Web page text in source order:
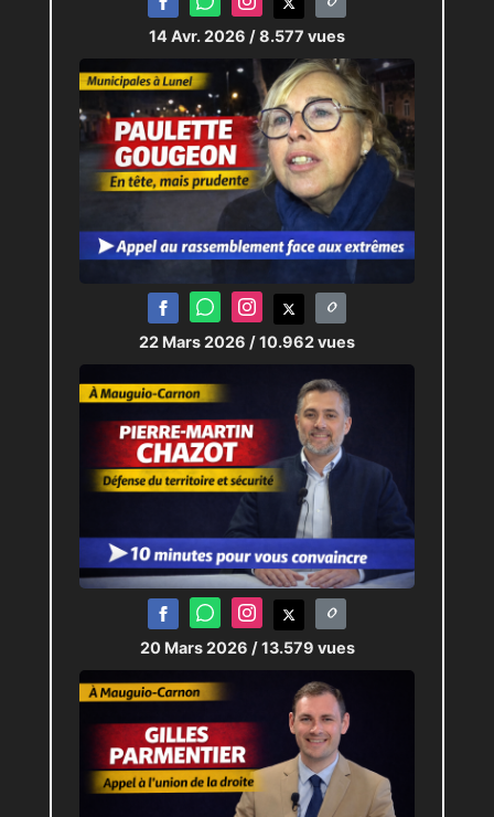
14 Avr. 2026 / 8.577 vues
22 Mars 2026 / 10.962 vues
20 Mars 2026 / 13.579 vues